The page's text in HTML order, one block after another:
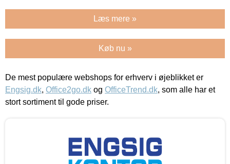
Læs mere »
Køb nu »
De mest populære webshops for erhverv i øjeblikket er
Engsig.dk, Office2go.dk og OfficeTrend.dk, som alle har et
stort sortiment til gode priser.